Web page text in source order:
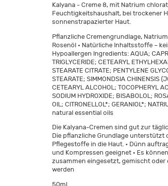
Kalyana - Creme 8, mit Natrium
Feuchtigkeitshaushalt, bei trockener
sonnenstrapazierter Haut.
Pflanzliche Cremengrundlage,
Rosenöl • Natürliche Inhaltsstoffe –
Hypoallergen Ingredients: AQUA;
TRIGLYCERIDE; CETEARYL
STEARATE CITRATE; PENTYLENE
STEARATE; SIMMONDSIA CHINENSIS
CETEARYL ALCOHOL; TOCOPHERYL
SODIUM HYDROXIDE; BISABOLOL;
OIL; CITRONELLOL*; GERANIOL*;
natural essential oils
Die Kalyana-Cremen sind gut zur
Die pflanzliche Grundlage unterstützt
Pflegestoffe in die Haut. • Dünn
und Kompressen geeignet • Es
zusammen eingesetzt, gemischt oder
werden
50ml